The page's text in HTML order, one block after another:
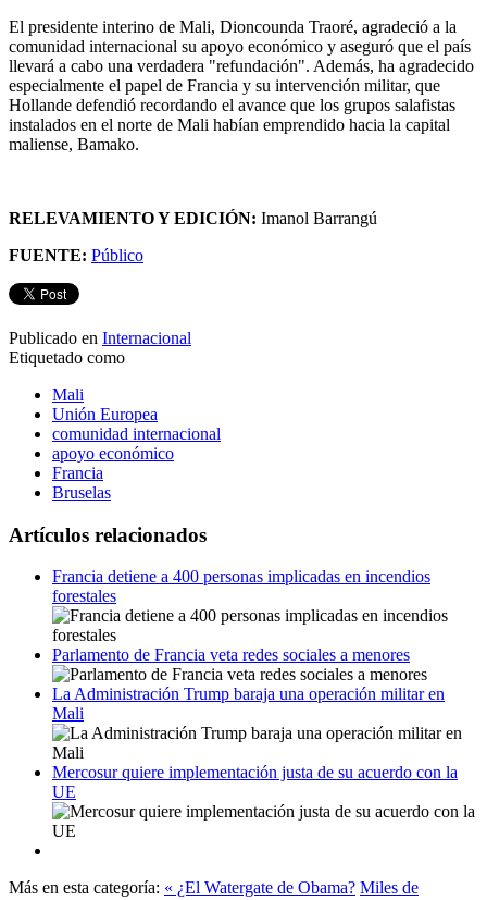
El presidente interino de Mali, Dioncounda Traoré, agradeció a la
comunidad internacional su apoyo económico y aseguró que el país
llevará a cabo una verdadera "refundación". Además, ha agradecido
especialmente el papel de Francia y su intervención militar, que
Hollande defendió recordando el avance que los grupos salafistas
instalados en el norte de Mali habían emprendido hacia la capital
maliense, Bamako.
RELEVAMIENTO Y EDICIÓN: Imanol Barrangú
FUENTE: Público
Publicado en Internacional
Etiquetado como
Mali
Unión Europea
comunidad internacional
apoyo económico
Francia
Bruselas
Artículos relacionados
Francia detiene a 400 personas implicadas en incendios
forestales
Parlamento de Francia veta redes sociales a menores
La Administración Trump baraja una operación militar en
Mali
Mercosur quiere implementación justa de su acuerdo con la
UE
Más en esta categoría: « ¿El Watergate de Obama? Miles de